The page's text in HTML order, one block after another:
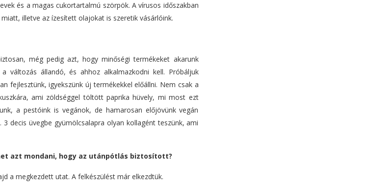
és a magas cukortartalmú szörpök. A vírusos időszakban
illetve az ízesített olajokat is szeretik vásárlóink.
még pedig azt, hogy minőségi termékeket akarunk
állandó, és ahhoz alkalmazkodni kell. Próbáljuk
fejlesztünk, igyekszünk új termékekkel előállni. Nem csak a
ami zöldséggel töltött paprika hüvely, mi most ezt
a pestóink is vegánok, de hamarosan előjövünk vegán
decis üvegbe gyümölcsalapra olyan kollagént teszünk, ami
azt mondani, hogy az utánpótlás biztosított?
a megkezdett utat. A felkészülést már elkezdtük.